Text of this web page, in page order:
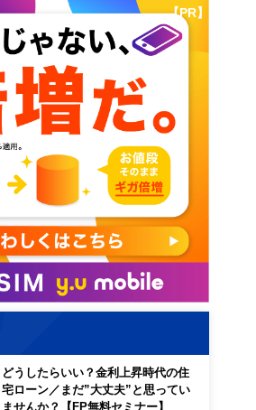
【PR】
どうしたらいい？金利上昇時代の住
宅ローン／まだ”大丈夫”と思ってい
ませんか？【FP無料セミナー】